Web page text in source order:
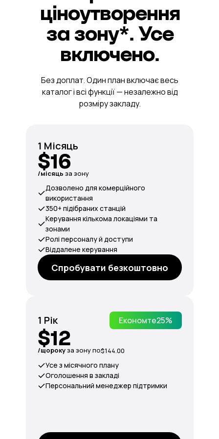
ціноутворення
за зону*. Усе
включено.
1 Місяць
$16
/місяць за зону
Дозволено для комерційного
використання
350+ підібраних станцій
Керування кількома локаціями та
зонами
Ролі персоналу й доступи
Віддалене керування
Спробувати безкоштовно
1 Рік Економте25%
$12
/щорокуза зону по$144.00
Усе з місячного плану
Оголошення в закладі
Персональний менеджер підтримки
Без доплат. Один план включає весь
каталог і всі функції — незалежно від
розміру закладу.